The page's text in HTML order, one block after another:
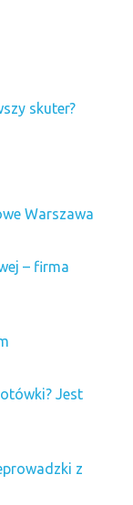
skuter?
Warszawa
– firma
Jest
z